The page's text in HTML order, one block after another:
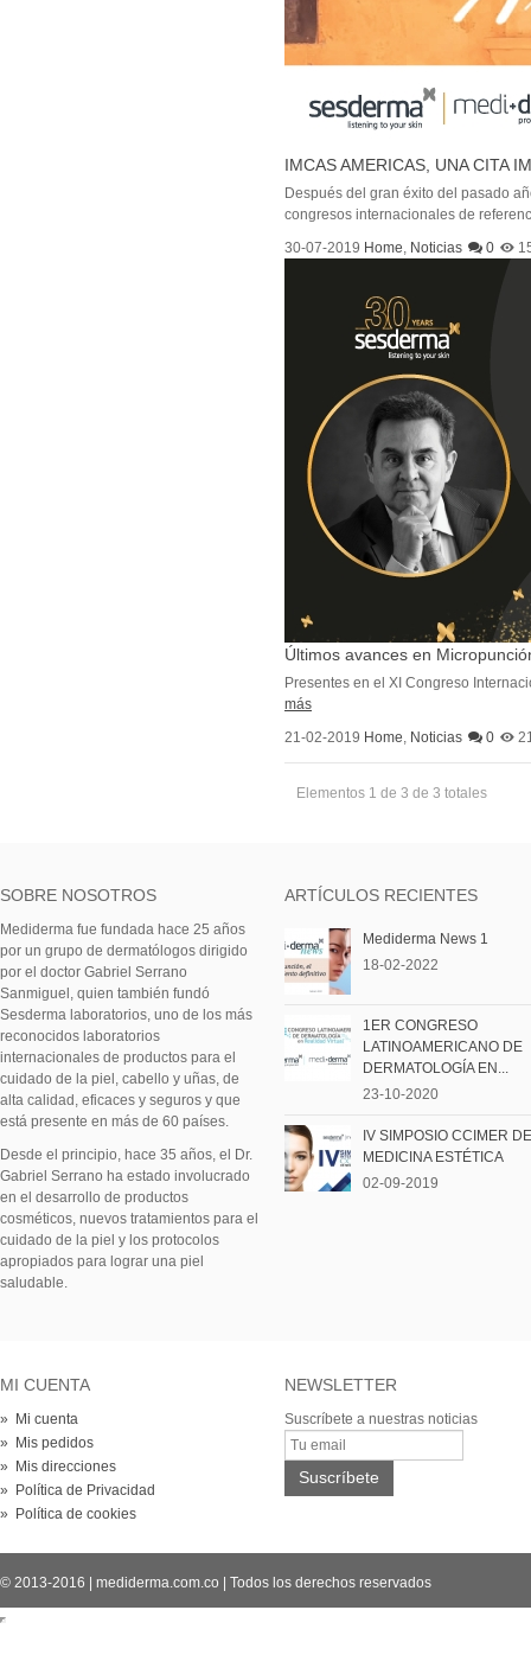
IMCAS AMERICAS, UNA CITA
Después del gran éxito del pasado
congresos internacionales de
30-07-2019 Home, Noticias 0
Últimos avances en
Presentes en el XI Congreso
más
21-02-2019 Home, Noticias 0
Elementos 1 de 3 de 3 totales
SOBRE NOSOTROS
Mediderma fue fundada hace 25 años
por un grupo de dermatólogos dirigido
por el doctor Gabriel Serrano
Sanmiguel, quien también fundó
Sesderma laboratorios, uno de los más
reconocidos laboratorios
internacionales de productos para el
cuidado de la piel, cabello y uñas, de
alta calidad, eficaces y seguros y que
está presente en más de 60 países.
Desde el principio, hace 35 años, el Dr.
Gabriel Serrano ha estado involucrado
en el desarrollo de productos
cosméticos, nuevos tratamientos para el
cuidado de la piel y los protocolos
apropiados para lograr una piel
saludable.
ARTÍCULOS RECIENTES
Mediderma News 1
18-02-2022
1ER CONGRESO
LATINOAMERICANO DE
DERMATOLOGÍA EN...
23-10-2020
IV SIMPOSIO CCIMER DE
MEDICINA ESTÉTICA
02-09-2019
MI CUENTA
» Mi cuenta
» Mis pedidos
» Mis direcciones
» Política de Privacidad
» Política de cookies
NEWSLETTER
Suscríbete a nuestras noticias
© 2013-2016 mediderma.com.co Todos los derechos reservados